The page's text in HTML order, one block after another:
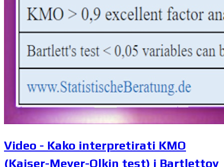
Video - Kako interpretirati KMO
(Kaiser-Meyer-Olkin test) i Bartlettov